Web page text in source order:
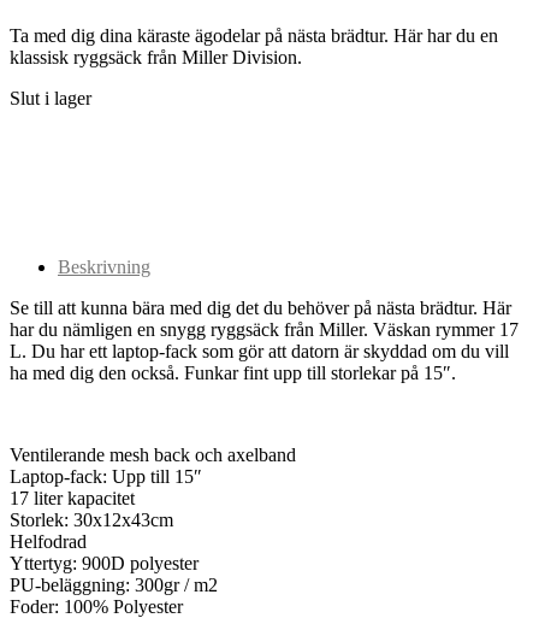
Ta med dig dina käraste ägodelar på nästa brädtur. Här har du en
klassisk ryggsäck från Miller Division.
Slut i lager
Beskrivning
Se till att kunna bära med dig det du behöver på nästa brädtur. Här
har du nämligen en snygg ryggsäck från Miller. Väskan rymmer 17
L. Du har ett laptop-fack som gör att datorn är skyddad om du vill
ha med dig den också. Funkar fint upp till storlekar på 15″.
Ventilerande mesh back och axelband
Laptop-fack: Upp till 15″
17 liter kapacitet
Storlek: 30x12x43cm
Helfodrad
Yttertyg: 900D polyester
PU-beläggning: 300gr / m2
Foder: 100% Polyester